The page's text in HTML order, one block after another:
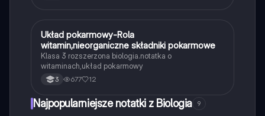
Biologia
Układ pokarmowy-Rola
witamin,nieorganiczne składniki pokarmowe
Klasa 3 rozszerzona biologia.notatka o
witaminach,układ pokarmowy
3 677 12
Najpopularniejsze notatki z Biologia 9